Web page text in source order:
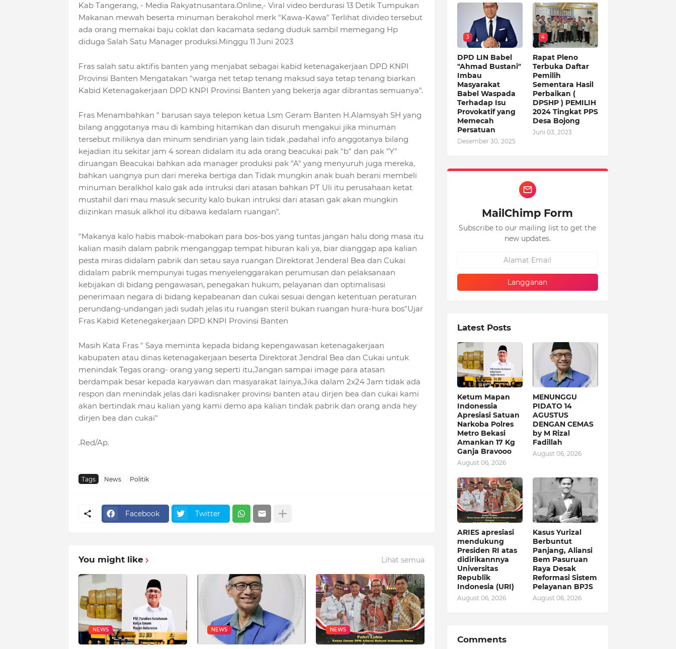
Kab Tangerang, - Media Rakyatnusantara.Online,- Viral video berdurasi 13 Detik Tumpukan
Makanan mewah beserta minuman berakohol merk "Kawa-Kawa" Terlihat divideo tersebut
ada orang memakai baju coklat dan kacamata sedang duduk sambil memegang Hp
diduga Salah Satu Manager produksi.Minggu 11 Juni 2023
Fras salah satu aktifis banten yang menjabat sebagai kabid ketenagakerjaan DPD KNPI
Provinsi Banten Mengatakan "warga net tetap tenang maksud saya tetap tenang biarkan
Kabid Ketenagakerjaan DPD KNPI Provinsi Banten yang bekerja agar dibrantas semuanya".
Fras Menambahkan " barusan saya telepon ketua Lsm Geram Banten H.Alamsyah SH yang
bilang anggotanya mau di kambing hitamkan dan disuruh mengakui jika minuman
tersebut miliknya dan minum sendirian yang lain tidak ,padahal info anggotanya bilang
kejadian itu sekitar jam 4 sorean didalam itu ada orang beacukai pak "b" dan pak "Y"
diruangan Beacukai bahkan ada manager produksi pak "A" yang menyuruh juga mereka,
bahkan uangnya pun dari mereka bertiga dan Tidak mungkin anak buah berani membeli
minuman beralkhol kalo gak ada intruksi dari atasan bahkan PT Uli itu perusahaan ketat
mustahil dari mau masuk security kalo bukan intruksi dari atasan gak akan mungkin
diizinkan masuk alkhol itu dibawa kedalam ruangan".
"Makanya kalo habis mabok-mabokan para bos-bos yang tuntas jangan halu dong masa itu
kalian masih dalam pabrik menganggap tempat hiburan kali ya, biar dianggap apa kalian
pesta miras didalam pabrik dan setau saya ruangan Direktorat Jenderal Bea dan Cukai
didalam pabrik mempunyai tugas menyelenggarakan perumusan dan pelaksanaan
kebijakan di bidang pengawasan, penegakan hukum, pelayanan dan optimalisasi
penerimaan negara di bidang kepabeanan dan cukai sesuai dengan ketentuan peraturan
perundang-undangan jadi sudah jelas itu ruangan steril bukan ruangan hura-hura bos"Ujar
Fras Kabid Ketenegakerjaan DPD KNPI Provinsi Banten
Masih Kata Fras " Saya meminta kepada bidang kepengawasan ketenagakerjaan
kabupaten atau dinas ketenagakerjaan beserta Direktorat Jendral Bea dan Cukai untuk
menindak Tegas orang- orang yang seperti itu,Jangan sampai image para atasan
berdampak besar kepada karyawan dan masyarakat lainya,Jika dalam 2x24 Jam tidak ada
respon dan menindak jelas dari kadisnaker provinsi banten atau dirjen bea dan cukai kami
akan bertindak mau kalian yang kami demo apa kalian tindak pabrik dan orang anda hey
dirjen bea dan cukai"
.Red/Ap.
Tags News Politik
Facebook Twitter
You might like Lihat semua
NEWS NEWS NEWS
3
DPD LIN Babel
"Ahmad Bustani"
Imbau
Masyarakat
Babel Waspada
Terhadap Isu
Provokatif yang
Memecah
Persatuan
Desember 30, 2025
4
Rapat Pleno
Terbuka Daftar
Pemilih
Sementara Hasil
Perbaikan (
DPSHP ) PEMILIH
2024 Tingkat PPS
Desa Bojong
Juni 03, 2023
MailChimp Form
Subscribe to our mailing list to get the
new updates.
Latest Posts
Ketum Mapan
Indonessia
Apresiasi Satuan
Narkoba Polres
Metro Bekasi
Amankan 17 Kg
Ganja Bravooo
August 06, 2026
MENUNGGU
PIDATO 14
AGUSTUS
DENGAN CEMAS
by M Rizal
Fadillah
August 06, 2026
ARIES apresiasi
mendukung
Presiden RI atas
didirikannnya
Universitas
Republik
Indonesia (URI)
August 06, 2026
Kasus Yurizal
Berbuntut
Panjang, Aliansi
Bem Pasuruan
Raya Desak
Reformasi Sistem
Pelayanan BPJS
August 06, 2026
Comments